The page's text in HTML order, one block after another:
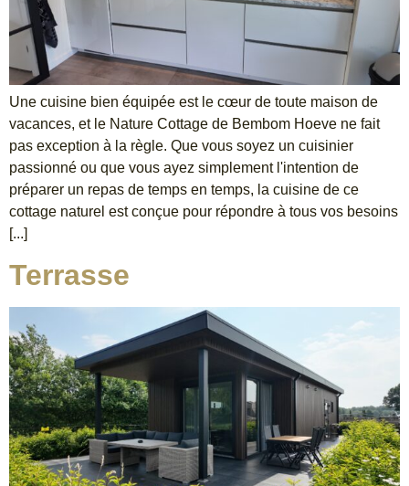
Une cuisine bien équipée est le cœur de toute maison de
vacances, et le Nature Cottage de Bembom Hoeve ne fait
pas exception à la règle. Que vous soyez un cuisinier
passionné ou que vous ayez simplement l'intention de
préparer un repas de temps en temps, la cuisine de ce
cottage naturel est conçue pour répondre à tous vos besoins
[...]
Terrasse